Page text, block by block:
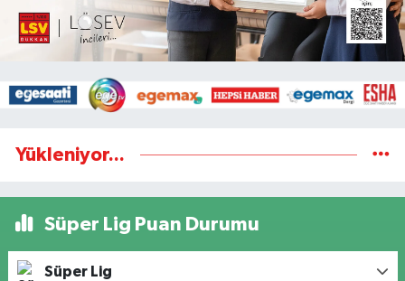
Yükleniyor...
Süper Lig Puan Durumu
Süper Lig